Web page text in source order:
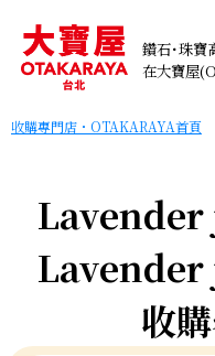
鑽石･珠
在大寶屋
收購專門店・OTAKARAYA首頁
收